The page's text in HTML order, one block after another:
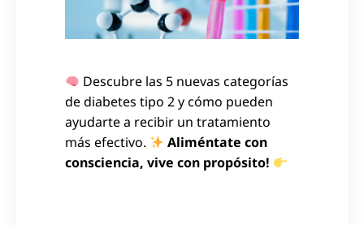
Descubre las 5 nuevas categorías
de diabetes tipo 2 y cómo pueden
ayudarte a recibir un tratamiento
más efectivo.
Aliméntate con
consciencia, vive con propósito!